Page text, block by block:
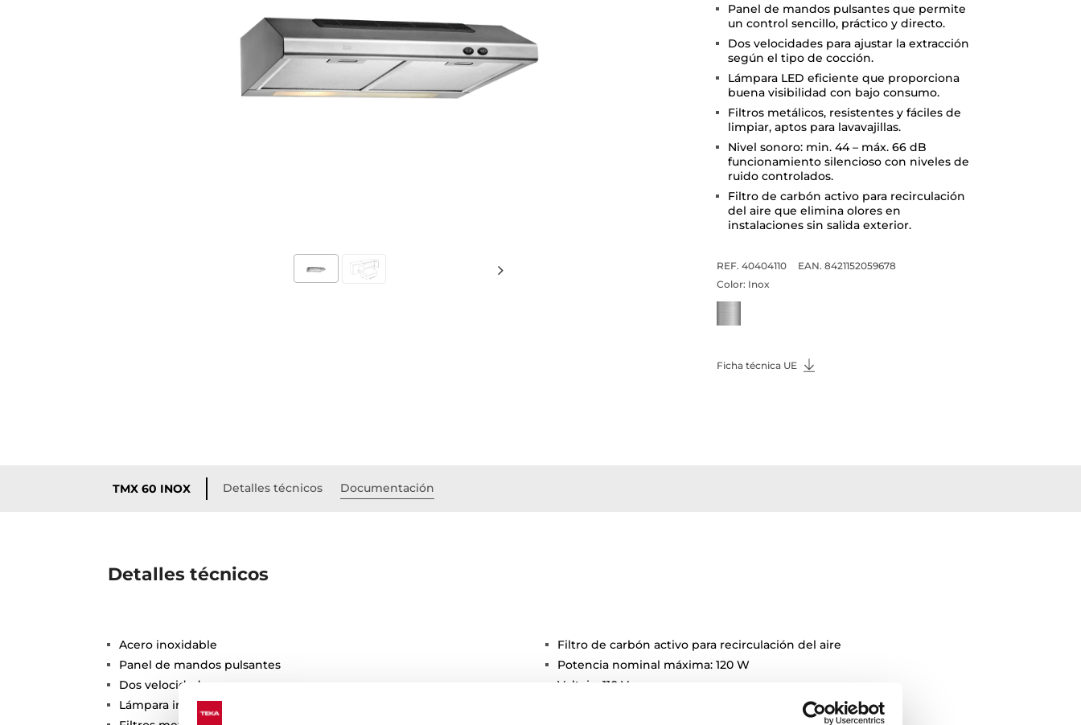
Panel de mandos pulsantes que permite
un control sencillo, práctico y directo.
Dos velocidades para ajustar la extracción
según el tipo de cocción.
Lámpara LED eficiente que proporciona
buena visibilidad con bajo consumo.
Filtros metálicos, resistentes y fáciles de
limpiar, aptos para lavavajillas.
Nivel sonoro: min. 44 – máx. 66 dB
funcionamiento silencioso con niveles de
ruido controlados.
Filtro de carbón activo para recirculación
del aire que elimina olores en
instalaciones sin salida exterior.
REF. 40404110
EAN. 8421152059678
Color: Inox
Ficha técnica UE
TMX 60 INOX Detalles técnicos Documentación
Detalles técnicos
Acero inoxidable
Panel de mandos pulsantes
Dos velocidades
Lámpara incandescente
Filtro de carbón activo para recirculación del aire
Potencia nominal máxima: 120 W
Voltaje: 110 V~